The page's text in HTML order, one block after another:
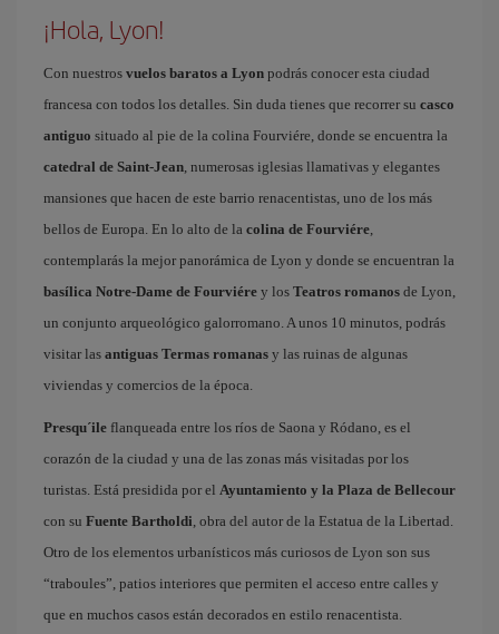
¡Hola, Lyon!
Con nuestros vuelos baratos a Lyon podrás conocer esta ciudad
francesa con todos los detalles. Sin duda tienes que recorrer su casco
antiguo situado al pie de la colina Fourviére, donde se encuentra la
catedral de Saint-Jean , numerosas iglesias llamativas y elegantes
mansiones que hacen de este barrio renacentistas, uno de los más
bellos de Europa. En lo alto de la colina de Fourviére
contemplarás la mejor panorámica de Lyon y donde se encuentran la
basílica Notre-Dame de Fourviére y los Teatros romanos de Lyon,
un conjunto arqueológico galorromano. A unos 10 minutos, podrás
visitar las antiguas Termas romanas y las ruinas de algunas
viviendas y comercios de la época.
Presqu´ile flanqueada entre los ríos de Saona y Ródano, es el
corazón de la ciudad y una de las zonas más visitadas por los
turistas. Está presidida por el Ayuntamiento y la Plaza de Bellecour
con su Fuente Bartholdi , obra del autor de la Estatua de la Libertad.
Otro de los elementos urbanísticos más curiosos de Lyon son sus
“traboules”, patios interiores que permiten el acceso entre calles y
que en muchos casos están decorados en estilo renacentista.